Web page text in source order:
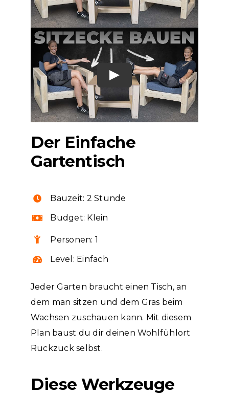
Der Einfache
Gartentisch
Bauzeit: 2 Stunde
Budget: Klein
Personen: 1
Level: Einfach
Jeder Garten braucht einen Tisch, an
dem man sitzen und dem Gras beim
Wachsen zuschauen kann. Mit diesem
Plan baust du dir deinen Wohlfühlort
Ruckzuck selbst.
Diese Werkzeuge